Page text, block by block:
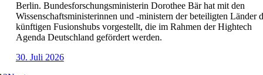
Berlin. Bundesforschungsministerin Dorothee Bär hat mit den
Wissenschaftsministerinnen und -ministern der beteiligten Länder
künftigen Fusionshubs vorgestellt, die im Rahmen der Hightech
Agenda Deutschland gefördert werden.
30. Juli 2026